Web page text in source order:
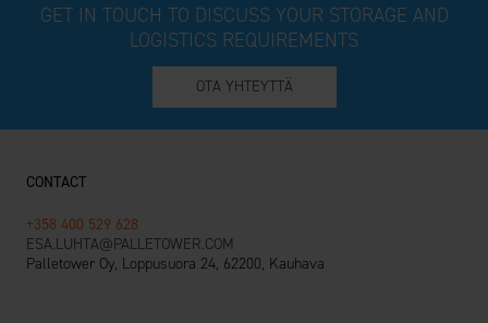
GET IN TOUCH TO DISCUSS YOUR STORAGE AND
LOGISTICS REQUIREMENTS
OTA YHTEYTTÄ
CONTACT
+358 400 529 628
ESA.LUHTA@PALLETOWER.COM
Palletower Oy, Loppusuora 24, 62200, Kauhava